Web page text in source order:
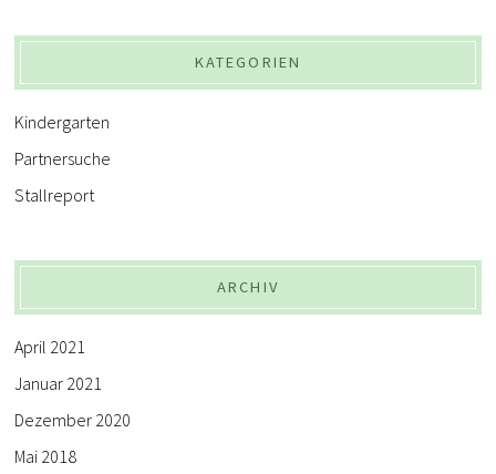
KATEGORIEN
Kindergarten
Partnersuche
Stallreport
ARCHIV
April 2021
Januar 2021
Dezember 2020
Mai 2018